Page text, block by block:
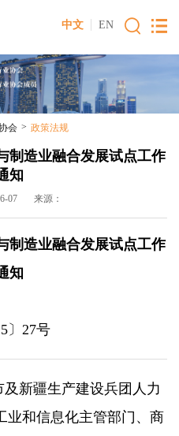
中文 EN
会 > 政策法规
制造业融合发展试点工作
知
07 来源：
制造业融合发展试点工作
知
27号
新疆生产建设兵团人力
业和信息化主管部门、商